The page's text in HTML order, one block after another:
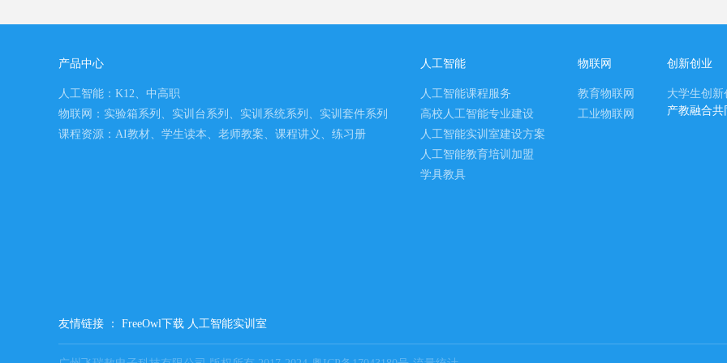
产品中心
人工智能：K12、中高职
物联网：实验箱系列、实训台系列、实训系统系列、实训套件系列
课程资源：AI教材、学生读本、老师教案、课程讲义、练习册
人工智能
人工智能课程服务
高校人工智能专业建设
人工智能实训室建设方案
人工智能教育培训加盟
学具教具
物联网
教育物联网
工业物联网
创新创业
大学生创
产教融合共
友情链接 ： FreeOwl下载 人工智能实训室